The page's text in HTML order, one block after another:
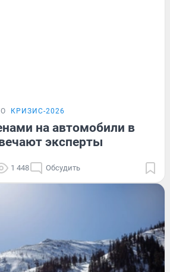
КРИЗИС-2026
на автомобили в
эксперты
1 448 Обсудить